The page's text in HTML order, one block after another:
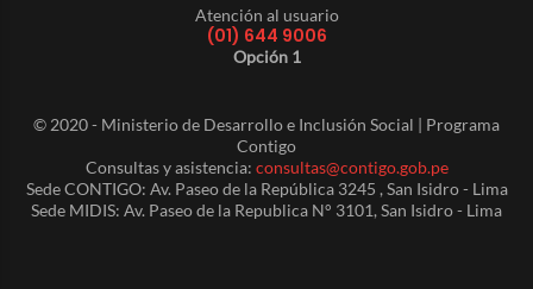
Atención al usuario
(01) 644 9006
Opción 1
© 2020 - Ministerio de Desarrollo e Inclusión Social | Programa
Contigo
Consultas y asistencia: consultas@contigo.gob.pe
Sede CONTIGO: Av. Paseo de la República 3245 , San Isidro - Lima
Sede MIDIS: Av. Paseo de la Republica N° 3101, San Isidro - Lima